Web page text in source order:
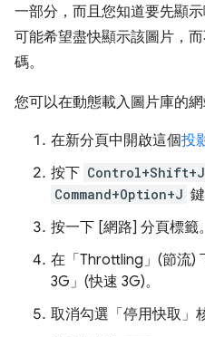
一部分，而且您知道要先顯
可能希望盡快顯示該圖片，
碼。
您可以在動態載入圖片庫的
在新分頁中開啟這個投
按下 Control+Shift+J
Command+Option+J
按一下 [網路] 分頁標籤。
在「Throttling」(節流)
3G」(快速 3G)。
取消勾選「停用快取」